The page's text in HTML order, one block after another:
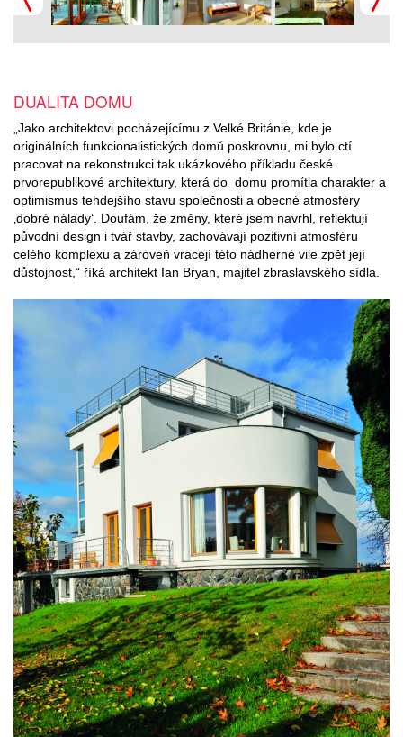
DUALITA DOMU
„Jako architektovi pocházejícímu z Velké Británie, kde je
originálních funkcionalistických domů poskrovnu, mi bylo ctí
pracovat na rekonstrukci tak ukázkového příkladu české
prvorepublikové architektury, která do domu promítla charakter a
optimismus tehdejšího stavu společnosti a obecné atmosféry
‚dobré nálady‘. Doufám, že změny, které jsem navrhl, reflektují
původní design i tvář stavby, zachovávají pozitivní atmosféru
celého komplexu a zároveň vracejí této nádherné vile zpět její
důstojnost,“ říká architekt Ian Bryan, majitel zbraslavského sídla.